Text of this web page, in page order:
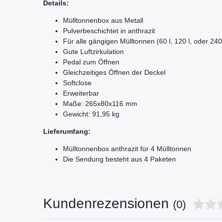
Details:
Mülltonnenbox aus Metall
Pulverbeschichtet in anthrazit
Für alle gängigen Mülltonnen (60 l, 120 l, oder
Gute Luftzirkulation
Pedal zum Öffnen
Gleichzeitiges Öffnen der Deckel
Softclose
Erweiterbar
Maße: 265x80x116 mm
Gewicht: 91,95 kg
Lieferumfang:
Mülltonnenbox anthrazit für 4 Mülltonnen
Die Sendung besteht aus 4 Paketen
Kundenrezensionen (0)